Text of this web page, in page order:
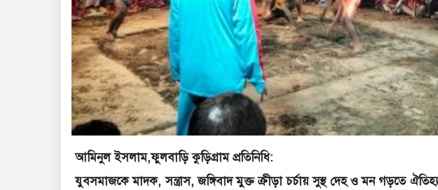
আমিনুল ইসলাম,ফুলবাড়ি কুড়িগ্রাম প্রতিনিধি:
যুবসমাজকে মাদক, সন্ত্রাস, জঙ্গিবাদ মুক্ত ক্রীড়া চর্চায় সুস্থ দেহ ও মন গড়তে